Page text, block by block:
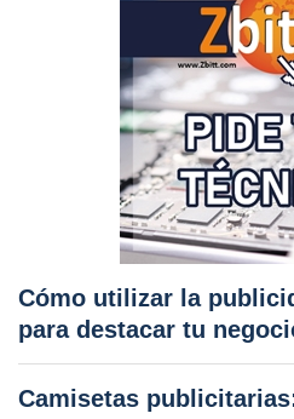
Cómo utilizar la
para destacar tu
Camisetas